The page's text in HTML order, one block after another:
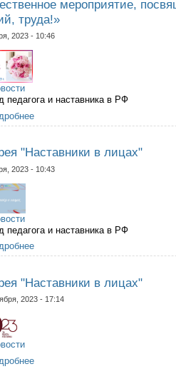
мероприятие,
труда!»
2023 - 10:46
педагога и наставника в РФ
"Наставники в лицах"
2023 - 10:43
педагога и наставника в РФ
"Наставники в лицах"
2023 - 17:14